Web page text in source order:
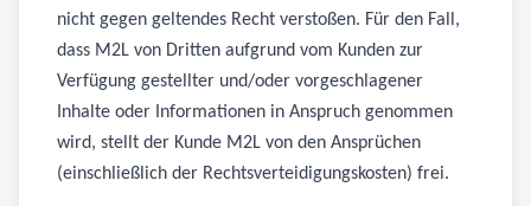
nicht gegen geltendes Recht verstoßen. Für den Fall,
dass M2L von Dritten aufgrund vom Kunden zur
Verfügung gestellter und/oder vorgeschlagener
Inhalte oder Informationen in Anspruch genommen
wird, stellt der Kunde M2L von den Ansprüchen
(einschließlich der Rechtsverteidigungskosten) frei.